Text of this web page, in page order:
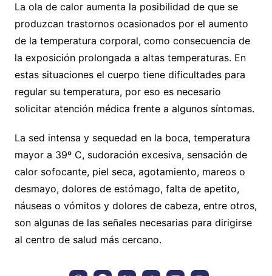
La ola de calor aumenta la posibilidad de que se
produzcan trastornos ocasionados por el aumento
de la temperatura corporal, como consecuencia de
la exposición prolongada a altas temperaturas. En
estas situaciones el cuerpo tiene dificultades para
regular su temperatura, por eso es necesario
solicitar atención médica frente a algunos síntomas.
La sed intensa y sequedad en la boca, temperatura
mayor a 39º C, sudoración excesiva, sensación de
calor sofocante, piel seca, agotamiento, mareos o
desmayo, dolores de estómago, falta de apetito,
náuseas o vómitos y dolores de cabeza, entre otros,
son algunas de las señales necesarias para dirigirse
al centro de salud más cercano.